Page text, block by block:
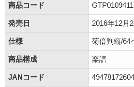
商品コード
発売日 2016年12月
仕様 菊倍判縦/64
商品構成 楽譜
JANコード